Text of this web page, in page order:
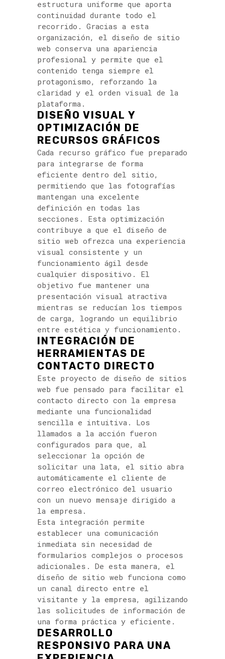
estructura uniforme que aporta
continuidad durante todo el
recorrido. Gracias a esta
organización, el diseño de sitio
web conserva una apariencia
profesional y permite que el
contenido tenga siempre el
protagonismo, reforzando la
claridad y el orden visual de la
plataforma.
DISEÑO VISUAL Y
OPTIMIZACIÓN DE
RECURSOS GRÁFICOS
Cada recurso gráfico fue preparado
para integrarse de forma
eficiente dentro del sitio,
permitiendo que las fotografías
mantengan una excelente
definición en todas las
secciones. Esta optimización
contribuye a que el diseño de
sitio web ofrezca una experiencia
visual consistente y un
funcionamiento ágil desde
cualquier dispositivo. El
objetivo fue mantener una
presentación visual atractiva
mientras se reducían los tiempos
de carga, logrando un equilibrio
entre estética y funcionamiento.
INTEGRACIÓN DE
HERRAMIENTAS DE
CONTACTO DIRECTO
Este proyecto de diseño de sitios
web fue pensado para facilitar el
contacto directo con la empresa
mediante una funcionalidad
sencilla e intuitiva. Los
llamados a la acción fueron
configurados para que, al
seleccionar la opción de
solicitar una lata, el sitio abra
automáticamente el cliente de
correo electrónico del usuario
con un nuevo mensaje dirigido a
la empresa.
Esta integración permite
establecer una comunicación
inmediata sin necesidad de
formularios complejos o procesos
adicionales. De esta manera, el
diseño de sitio web funciona como
un canal directo entre el
visitante y la empresa, agilizando
las solicitudes de información de
una forma práctica y eficiente.
DESARROLLO
RESPONSIVO PARA UNA